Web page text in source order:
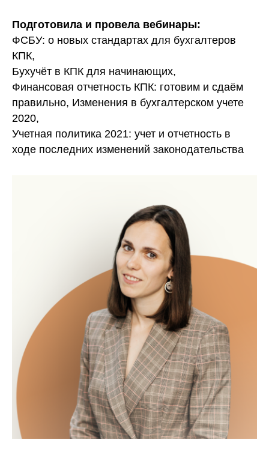
Подготовила и провела вебинары:
ФСБУ: о новых стандартах для бухгалтеров
КПК,
Бухучёт в КПК для начинающих,
Финансовая отчетность КПК: готовим и сдаём
правильно, Изменения в бухгалтерском учете
2020,
Учетная политика 2021: учет и отчетность в
ходе последних изменений законодательства